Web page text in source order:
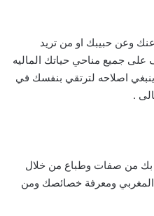
وعن حبيبك او من تريد
جميع مناحي حياتك الماليه
ينبغي اصلاحه لترتقي بنفسك في
.
بك من صفات وطباع من خلال
المغربي ومعرفة خصائصك ومن